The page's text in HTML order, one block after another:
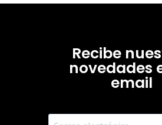
Recibe
novedades
email